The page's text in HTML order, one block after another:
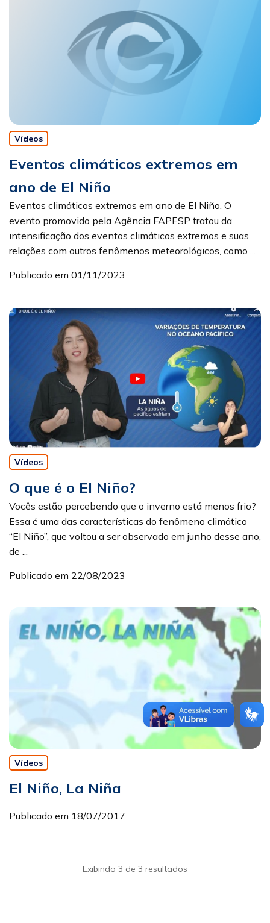
Vídeos
Eventos climáticos extremos em
ano de El Niño
Eventos climáticos extremos em ano de El Niño. O
evento promovido pela Agência FAPESP tratou da
intensificação dos eventos climáticos extremos e suas
relações com outros fenômenos meteorológicos, como ...
Publicado em 01/11/2023
Vídeos
O que é o El Niño?
Vocês estão percebendo que o inverno está menos frio?
Essa é uma das características do fenômeno climático
“El Niño”, que voltou a ser observado em junho desse ano,
de ...
Publicado em 22/08/2023
Vídeos
El Niño, La Niña
Publicado em 18/07/2017
Exibindo 3 de 3 resultados